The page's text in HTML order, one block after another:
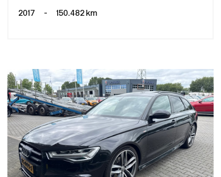
2017 - 150.482 km